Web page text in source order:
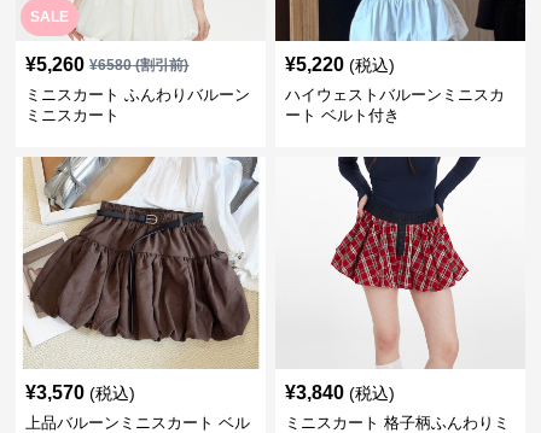
SALE
¥5,260 ¥6580(割引前)
ミニスカート ふんわりバルーン
ミニスカート
¥5,220 (税込)
ハイウェストバルーンミニスカ
ート ベルト付き
¥3,570 (税込)
上品バルーンミニスカート ベル
¥3,840 (税込)
ミニスカート 格子柄ふんわりミ